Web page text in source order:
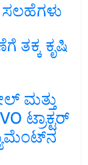
ಸಲಹೆಗಳು
ತಕ್ಕ ಕೃಷಿ
ಮತ್ತು
ಟ್ರಾಕ್ಟರ್